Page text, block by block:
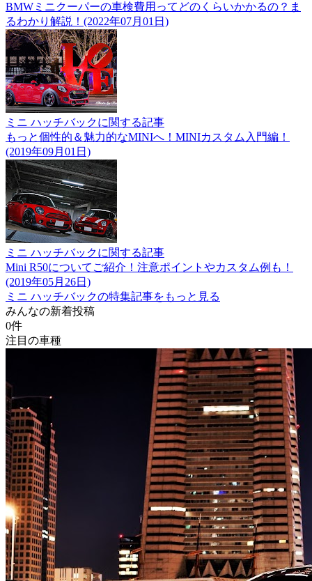
BMWミニクーパーの車検費用ってどのくらいかかるの？ま
るわかり解説！(2022年07月01日)
ミニ ハッチバックに関する記事
もっと個性的＆魅力的なMINIへ！MINIカスタム入門編！
(2019年09月01日)
ミニ ハッチバックに関する記事
Mini R50についてご紹介！注意ポイントやカスタム例も！
(2019年05月26日)
ミニ ハッチバックの特集記事をもっと見る
みんなの新着投稿
0件
注目の車種